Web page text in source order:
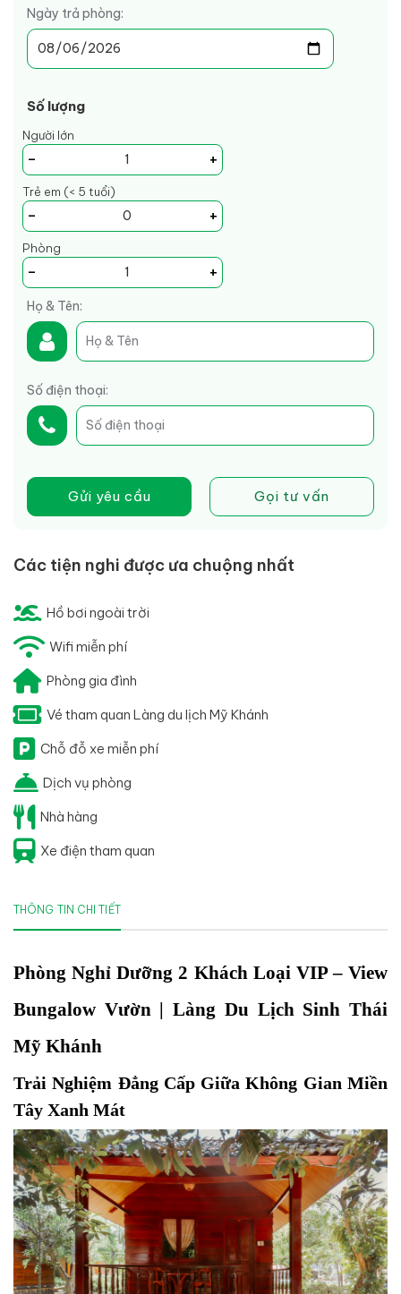
Ngày trả phòng:
Số lượng
Người lớn
- +
Trẻ em (< 5 tuổi)
- +
Phòng
- +
Họ & Tên:
Số điện thoại:
Gửi yêu cầu Gọi tư vấn
Các tiện nghi được ưa chuộng nhất
Hồ bơi ngoài trời
Wifi miễn phí
Phòng gia đình
Vé tham quan Làng du lịch Mỹ Khánh
Chỗ đỗ xe miễn phí
Dịch vụ phòng
Nhà hàng
Xe điện tham quan
THÔNG TIN CHI TIẾT
Phòng Nghỉ Dưỡng 2 Khách Loại VIP – View
Bungalow Vườn | Làng Du Lịch Sinh Thái
Mỹ Khánh
Trải Nghiệm Đẳng Cấp Giữa Không Gian Miền
Tây Xanh Mát